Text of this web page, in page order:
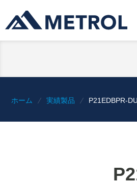
ホーム 実績製品 P21EDBPR-